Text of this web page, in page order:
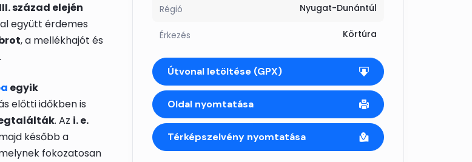
Régió Nyugat-Dunántúl
Érkezés Körtúra
Útvonal letöltése (GPX)
Oldal nyomtatása
Térképszelvény nyomtatása
század elején
együtt érdemes
, a mellékhajót és
egyik
előtti időkben is
. Az i. e.
később a
fokozatosan